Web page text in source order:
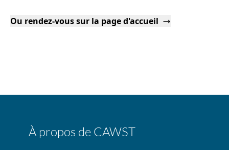
Ou rendez-vous sur la page d'accueil
À propos de CAWST